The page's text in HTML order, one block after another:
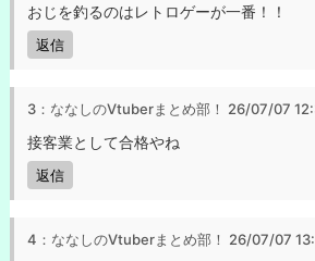
おじを釣るのはレトロゲーが一番！！
返信
3：ななしのVtuberまとめ部！ 26/07/07
接客業として合格やね
返信
4：ななしのVtuberまとめ部！ 26/07/07